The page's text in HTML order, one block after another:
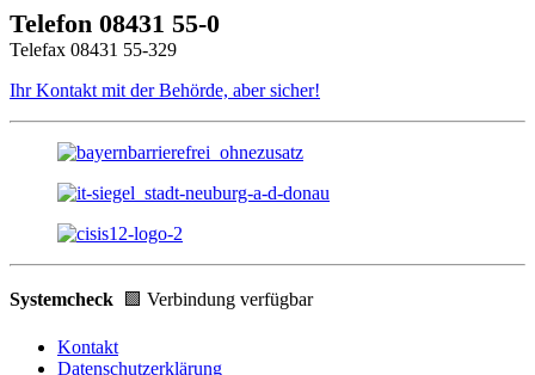
Telefon 08431 55-0
Telefax 08431 55-329
Ihr Kontakt mit der Behörde, aber sicher!
Systemcheck 🟩 Verbindung verfügbar
Kontakt
Datenschutzerklärung